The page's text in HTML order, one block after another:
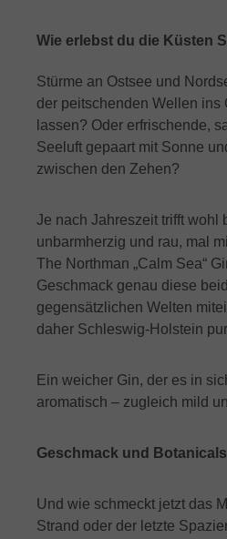
Wie erlebst du die Küsten
Stürme an Ostsee und
der peitschenden Wellen ins
lassen? Oder erfrischende,
Seeluft gepaart mit Sonne
zwischen den Zehen?
Je nach Jahreszeit trifft wohl
unbarmherzig und rau, mal
The Northman „Calm Sea“
Geschmack genau diese
gegensätzlichen Welten
daher Schleswig-Holstein
Ein weicher Gin, der es in
aromatisch – zugleich mild
Geschmack und Botanicals
Und wie schmeckt jetzt das
Strand oder der letzte